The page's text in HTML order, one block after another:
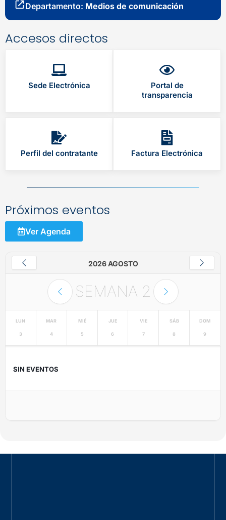
Departamento: Medios de comunicación
Accesos directos
Sede Electrónica
Portal de
transparencia
Perfil del contratante Factura Electrónica
Próximos eventos
Ver Agenda
2026 AGOSTO
SEMANA 2
LUN
3
MAR
4
MIÉ
5
JUE
6
VIE
7
SÁB
8
DOM
9
SIN EVENTOS